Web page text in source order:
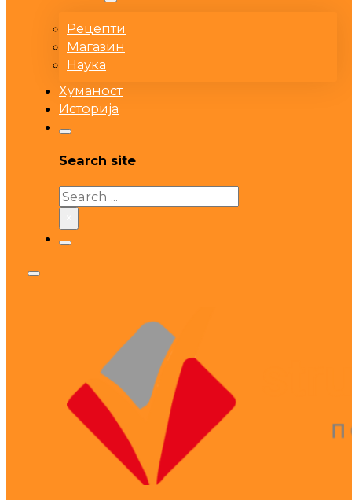
Рецепти
Магазин
Наука
Хуманост
Историја
Search site
Search